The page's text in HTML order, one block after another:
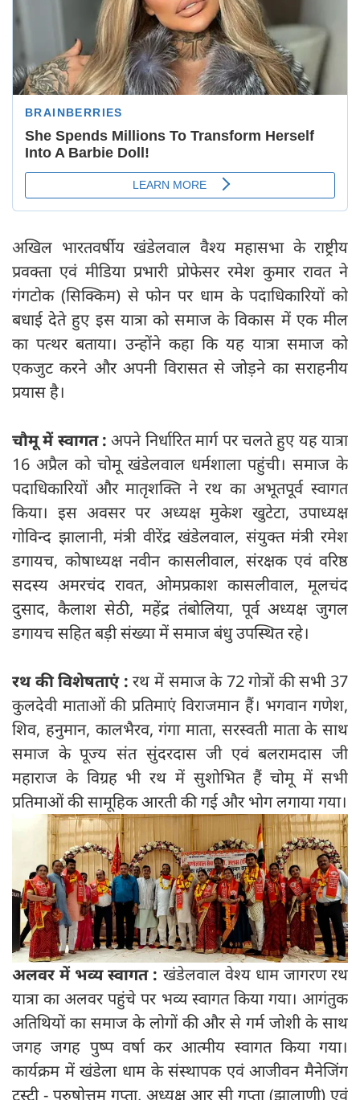
अखिल भारतवर्षीय खंडेलवाल वैश्य महासभा के राष्ट्रीय
प्रवक्ता एवं मीडिया प्रभारी प्रोफेसर रमेश कुमार रावत ने
गंगटोक (सिक्किम) से फोन पर धाम के पदाधिकारियों को
बधाई देते हुए इस यात्रा को समाज के विकास में एक मील
का पत्थर बताया। उन्होंने कहा कि यह यात्रा समाज को
एकजुट करने और अपनी विरासत से जोड़ने का सराहनीय
प्रयास है।
चौमू में स्वागत :अपने निर्धारित मार्ग पर चलते हुए यह यात्रा
16 अप्रैल को चोमू खंडेलवाल धर्मशाला पहुंची। समाज के
पदाधिकारियों और मातृशक्ति ने रथ का अभूतपूर्व स्वागत
किया। इस अवसर पर अध्यक्ष मुकेश खुटेटा, उपाध्यक्ष
गोविन्द झालानी, मंत्री वीरेंद्र खंडेलवाल, संयुक्त मंत्री रमेश
डगायच, कोषाध्यक्ष नवीन कासलीवाल, संरक्षक एवं वरिष्ठ
सदस्य अमरचंद रावत, ओमप्रकाश कासलीवाल, मूलचंद
दुसाद, कैलाश सेठी, महेंद्र तंबोलिया, पूर्व अध्यक्ष जुगल
डगायच सहित बड़ी संख्या में समाज बंधु उपस्थित रहे।
रथ की विशेषताएं :रथ में समाज के 72 गोत्रों की सभी 37
कुलदेवी माताओं की प्रतिमाएं विराजमान हैं। भगवान गणेश,
शिव, हनुमान, कालभैरव, गंगा माता, सरस्वती माता के साथ
समाज के पूज्य संत सुंदरदास जी एवं बलरामदास जी
महाराज के विग्रह भी रथ में सुशोभित हैं चोमू में सभी
प्रतिमाओं की सामूहिक आरती की गई और भोग लगाया गया।
अलवर में भव्य स्वागत : खंडेलवाल वेश्य धाम जागरण रथ
यात्रा का अलवर पहुंचे पर भव्य स्वागत किया गया। आगंतुक
अतिथियों का समाज के लोगों की और से गर्म जोशी के साथ
जगह जगह पुष्प वर्षा कर आत्मीय स्वागत किया गया।
कार्यक्रम में खंडेला धाम के संस्थापक एवं आजीवन मैनेजिंग
ट्रस्टी - पुरुषोत्तम गुप्ता, अध्यक्ष आर सी गुप्ता (झालाणी) एवं